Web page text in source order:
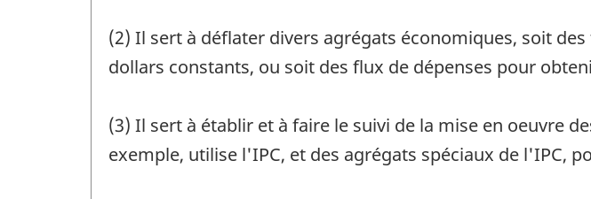
(2) Il sert à déflater divers agrégats économiques, soit
dollars constants, ou soit des flux de dépenses pour
(3) Il sert à établir et à faire le suivi de la mise en oeuvre
exemple, utilise l'IPC, et des agrégats spéciaux de l'IPC,